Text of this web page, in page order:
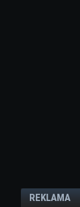
REKLAMA